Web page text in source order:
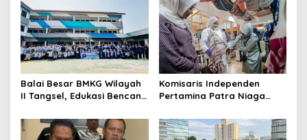
Balai Besar BMKG Wilayah
II Tangsel, Edukasi Bencana
kepada pelajar UPTD SMPN
23
Komisaris Independen
Pertamina Patra Niaga
Mitra Binaan dengan
Sentuhan Kemanusiaan dan